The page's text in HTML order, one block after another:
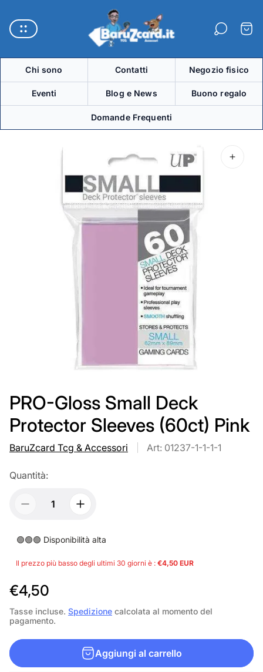
del
negozio"
Chi sono Contatti Negozio fisico
Eventi Blog e News Buono regalo
Domande Frequenti
PRO-Gloss Small Deck
Protector Sleeves (60ct) Pink
BaruZcard Tcg & Accessori Art: 01237-1-1-1-1
Quantità:
🟢🟢🟢 Disponibilità alta
Il prezzo più basso degli ultimi 30 giorni è : €4,50 EUR
P
r
e
z
z
€4,50
Tasse incluse. Spedizione calcolata al momento del
pagamento.
Aggiungi al carrello